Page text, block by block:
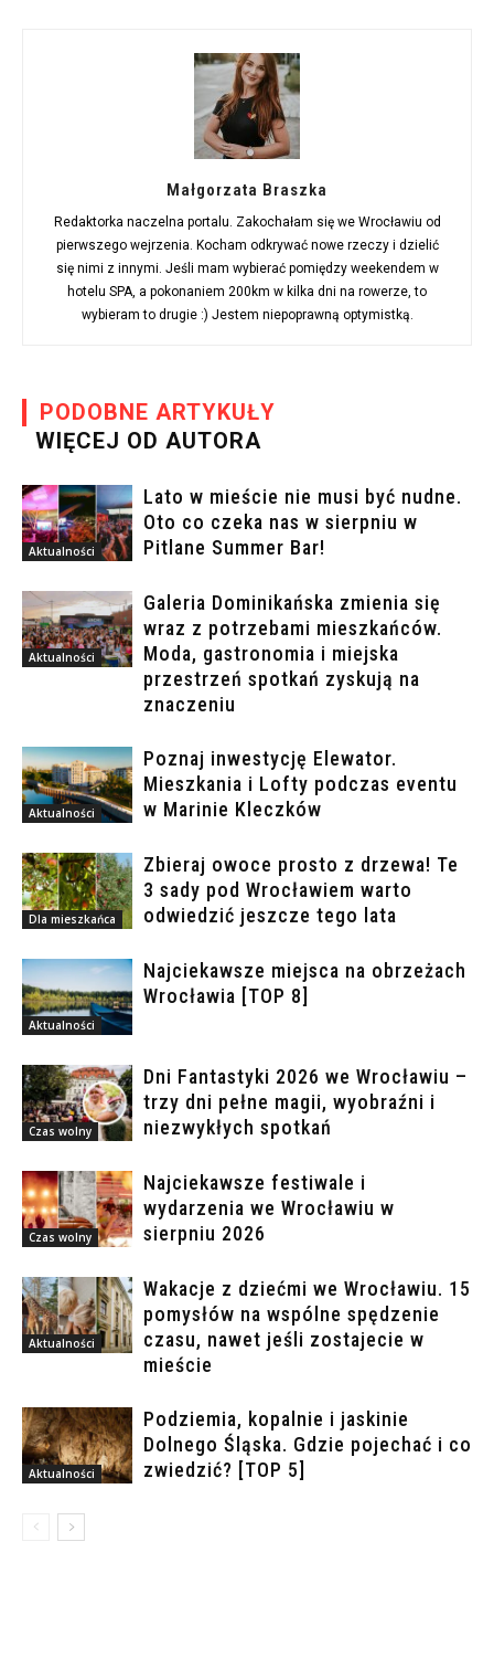
Małgorzata Braszka
Redaktorka naczelna portalu. Zakochałam się we Wrocławiu od
pierwszego wejrzenia. Kocham odkrywać nowe rzeczy i dzielić
się nimi z innymi. Jeśli mam wybierać pomiędzy weekendem w
hotelu SPA, a pokonaniem 200km w kilka dni na rowerze, to
wybieram to drugie :) Jestem niepoprawną optymistką.
PODOBNE ARTYKUŁY
WIĘCEJ OD AUTORA
Aktualności
Lato w mieście nie musi być nudne.
Oto co czeka nas w sierpniu w
Pitlane Summer Bar!
Aktualności
Galeria Dominikańska zmienia się
wraz z potrzebami mieszkańców.
Moda, gastronomia i miejska
przestrzeń spotkań zyskują na
znaczeniu
Aktualności
Poznaj inwestycję Elewator.
Mieszkania i Lofty podczas eventu
w Marinie Kleczków
Dla mieszkańca
Zbieraj owoce prosto z drzewa! Te
3 sady pod Wrocławiem warto
odwiedzić jeszcze tego lata
Aktualności
Najciekawsze miejsca na obrzeżach
Wrocławia [TOP 8]
Czas wolny
Dni Fantastyki 2026 we Wrocławiu –
trzy dni pełne magii, wyobraźni i
niezwykłych spotkań
Czas wolny
Najciekawsze festiwale i
wydarzenia we Wrocławiu w
sierpniu 2026
Aktualności
Wakacje z dziećmi we Wrocławiu. 15
pomysłów na wspólne spędzenie
czasu, nawet jeśli zostajecie w
mieście
Aktualności
Podziemia, kopalnie i jaskinie
Dolnego Śląska. Gdzie pojechać i co
zwiedzić? [TOP 5]